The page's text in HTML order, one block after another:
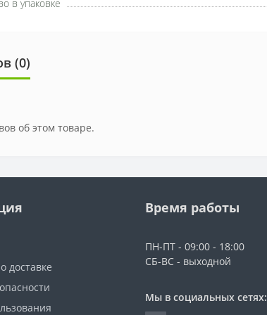
в упаковке
(0)
об этом товаре.
доставке
Время работы
ПН-ПТ - 09:00 - 18:00
СБ-ВС - выходной
Мы в социальных сетях: